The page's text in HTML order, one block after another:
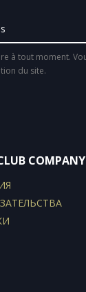
à tout moment.
du site.
COMPANY